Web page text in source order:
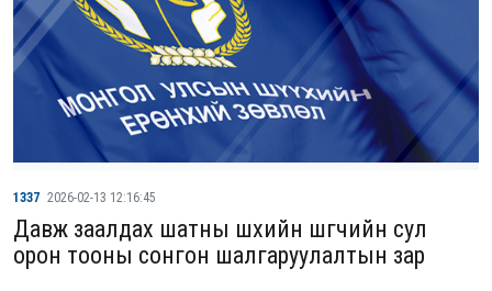
1337 2026-02-13 12:16:45
Давж заалдах шатны шүүхийн шүүгчийн сул
орон тооны сонгон шалгаруулалтын зар